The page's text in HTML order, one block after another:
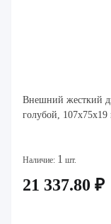
Внешний жесткий
голубой,
Наличие: 1 шт.
21 337.80 ₽